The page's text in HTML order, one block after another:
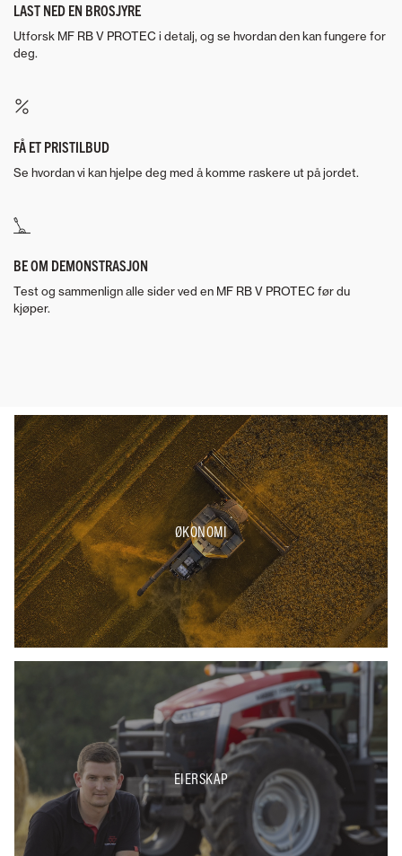
LAST NED EN BROSJYRE
Utforsk MF RB V PROTEC i detalj, og se hvordan den kan fungere for
deg.
FÅ ET PRISTILBUD
Se hvordan vi kan hjelpe deg med å komme raskere ut på jordet.
BE OM DEMONSTRASJON
Test og sammenlign alle sider ved en MF RB V PROTEC før du
kjøper.
ØKONOMI
EIERSKAP